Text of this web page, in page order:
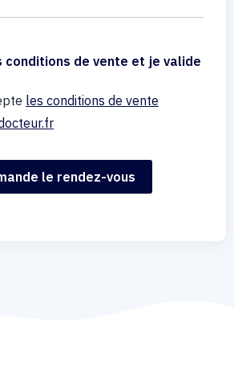
conditions de vente et je valide
les conditions de vente